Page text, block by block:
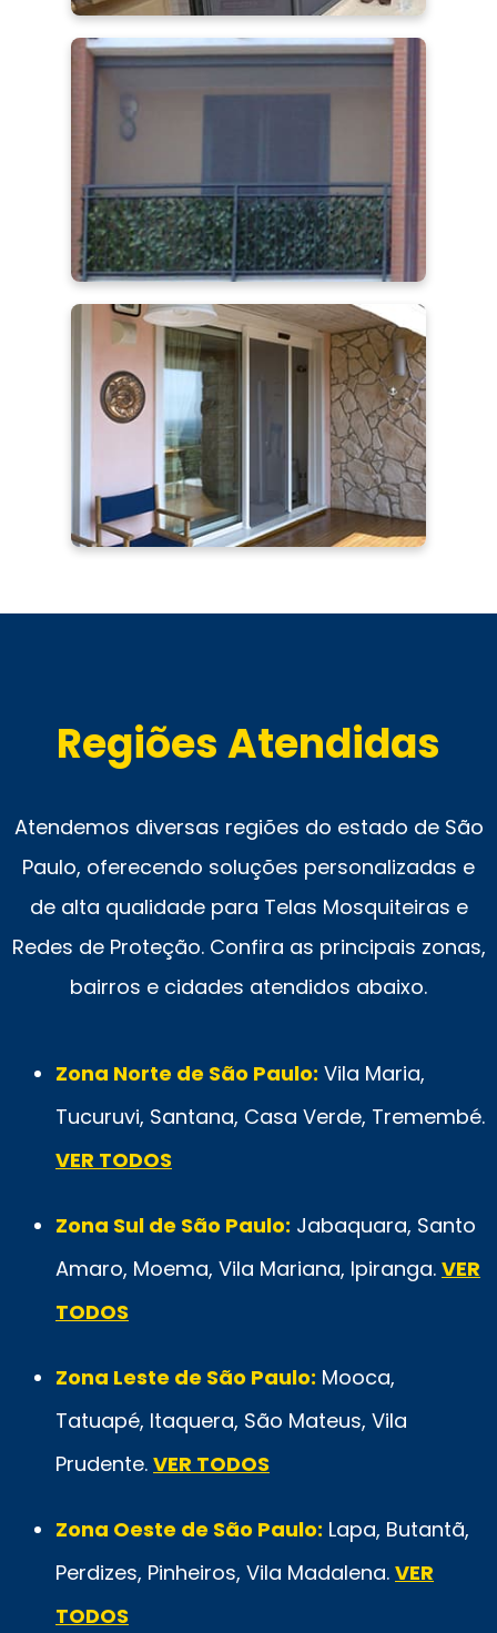
Regiões Atendidas
Atendemos diversas regiões do estado de São
Paulo, oferecendo soluções personalizadas e
de alta qualidade para Telas Mosquiteiras e
Redes de Proteção. Confira as principais zonas,
bairros e cidades atendidos abaixo.
Zona Norte de São Paulo: Vila Maria,
Tucuruvi, Santana, Casa Verde, Tremembé.
VER TODOS
Zona Sul de São Paulo: Jabaquara, Santo
Amaro, Moema, Vila Mariana, Ipiranga. VER
TODOS
Zona Leste de São Paulo: Mooca,
Tatuapé, Itaquera, São Mateus, Vila
Prudente. VER TODOS
Zona Oeste de São Paulo: Lapa, Butantã,
Perdizes, Pinheiros, Vila Madalena. VER
TODOS